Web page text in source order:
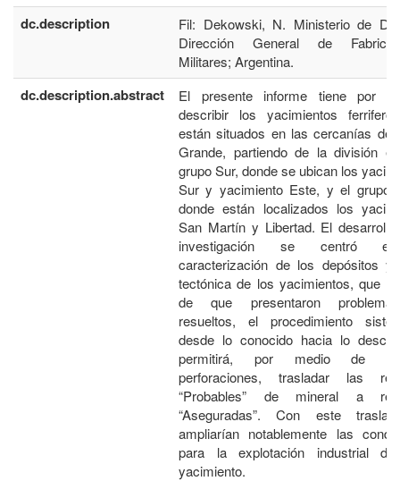
dc.description
Fil: Dekowski, N. Ministerio de
Dirección General de
Militares; Argentina.
dc.description.abstract
El presente informe tiene por
describir los yacimientos
están situados en las cercanías de
Grande, partiendo de la división
grupo Sur, donde se ubican los
Sur y yacimiento Este, y el grupo
donde están localizados los
San Martín y Libertad. El
investigación se centró
caracterización de los depósitos
tectónica de los yacimientos, que a
de que presentaron
resueltos, el procedimiento
desde lo conocido hacia lo
permitirá, por medio de
perforaciones, trasladar las
“Probables” de mineral a
“Aseguradas”. Con este
ampliarían notablemente las
para la explotación industrial
yacimiento.